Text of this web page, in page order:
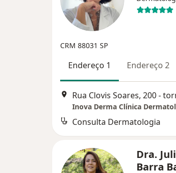
CRM 88031 SP
Endereço 1 Endereço 2
Inova Derma Clínica
Consulta Dermatologia
Dra.
Barra